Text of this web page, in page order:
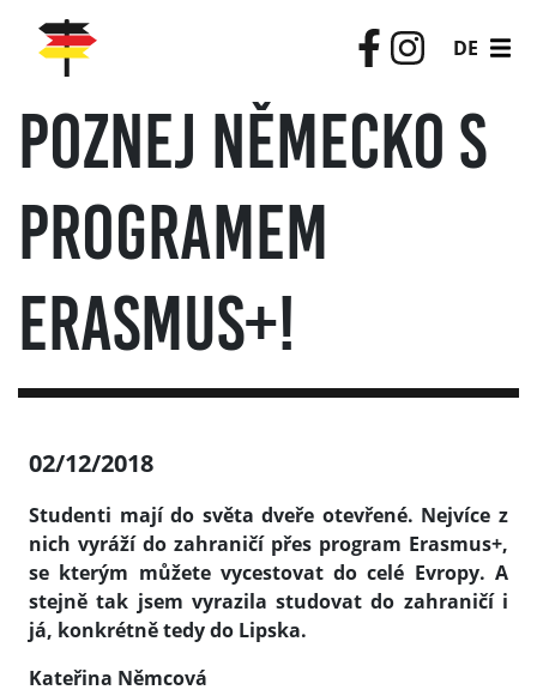
DE
Poznej Německo s
programem
Erasmus+!
02/12/2018
Studenti mají do světa dveře otevřené. Nejvíce z
nich vyráží do zahraničí přes program Erasmus+,
se kterým můžete vycestovat do celé Evropy. A
stejně tak jsem vyrazila studovat do zahraničí i
já, konkrétně tedy do Lipska.
Kateřina Němcová